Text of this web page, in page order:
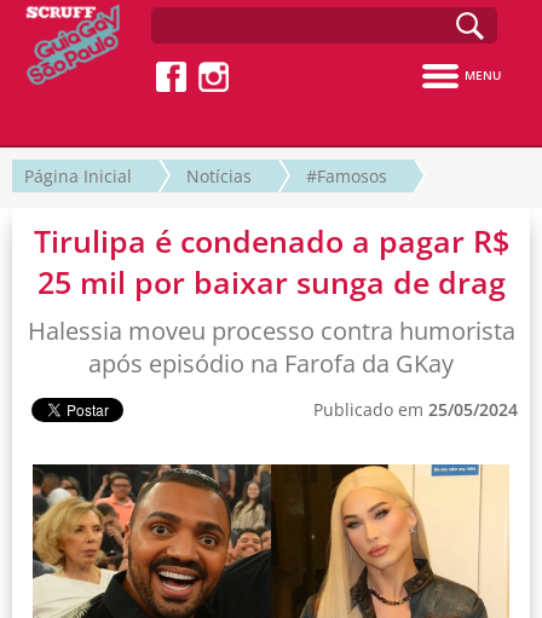
MENU
Página Inicial Notícias #Famosos
Tirulipa é condenado a pagar R$
25 mil por baixar sunga de drag
Halessia moveu processo contra humorista
após episódio na Farofa da GKay
Publicado em 25/05/2024